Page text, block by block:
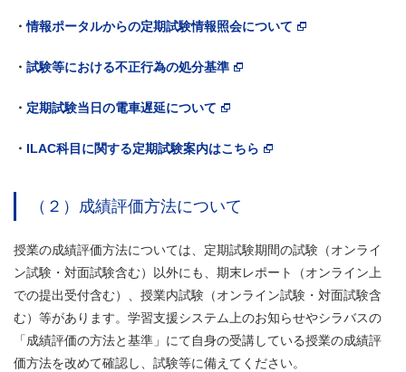
・情報ポータルからの定期試験情報照会について
・ 試験等における不正行為の処分基準
・ 定期試験当日の電車遅延について
・ ILAC科目に関する定期試験案内はこちら
（２）成績評価方法について
授業の成績評価方法については、定期試験期間の試験（オンライ
ン試験・対面試験含む）以外にも、期末レポート（オンライン上
での提出受付含む）、授業内試験（オンライン試験・対面試験含
む）等があります。学習支援システム上のお知らせやシラバスの
「成績評価の方法と基準」にて自身の受講している授業の成績評
価方法を改めて確認し、試験等に備えてください。